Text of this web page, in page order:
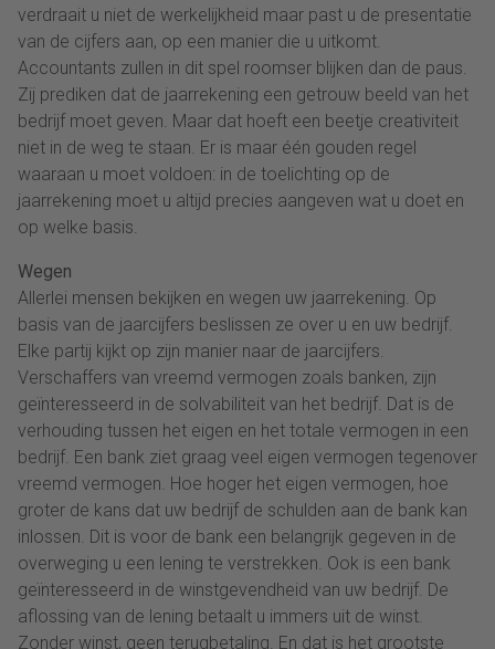
verdraait u niet de werkelijkheid maar past u de presentatie
van de cijfers aan, op een manier die u uitkomt.
Accountants zullen in dit spel roomser blijken dan de paus.
Zij prediken dat de jaarrekening een getrouw beeld van het
bedrijf moet geven. Maar dat hoeft een beetje creativiteit
niet in de weg te staan. Er is maar één gouden regel
waaraan u moet voldoen: in de toelichting op de
jaarrekening moet u altijd precies aangeven wat u doet en
op welke basis.
Wegen
Allerlei mensen bekijken en wegen uw jaarrekening. Op
basis van de jaarcijfers beslissen ze over u en uw bedrijf.
Elke partij kijkt op zijn manier naar de jaarcijfers.
Verschaffers van vreemd vermogen zoals banken, zijn
geïnteresseerd in de solvabiliteit van het bedrijf. Dat is de
verhouding tussen het eigen en het totale vermogen in een
bedrijf. Een bank ziet graag veel eigen vermogen tegenover
vreemd vermogen. Hoe hoger het eigen vermogen, hoe
groter de kans dat uw bedrijf de schulden aan de bank kan
inlossen. Dit is voor de bank een belangrijk gegeven in de
overweging u een lening te verstrekken. Ook is een bank
geïnteresseerd in de winstgevendheid van uw bedrijf. De
aflossing van de lening betaalt u immers uit de winst.
Zonder winst, geen terugbetaling. En dat is het grootste